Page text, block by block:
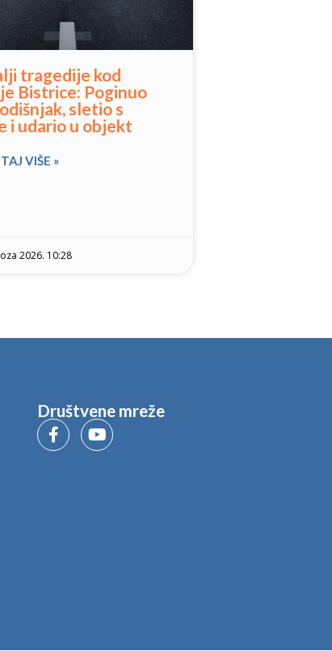
tragedije kod
Bistrice: Poginuo
sletio s
i udario u objekt
VIŠE »
2026. 10:28
Društvene mreže